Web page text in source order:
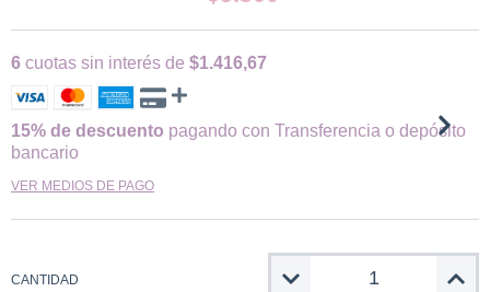
6 cuotas sin interés de $1.416,67
15% de descuento pagando con Transferencia o depósito
bancario
VER MEDIOS DE PAGO
CANTIDAD